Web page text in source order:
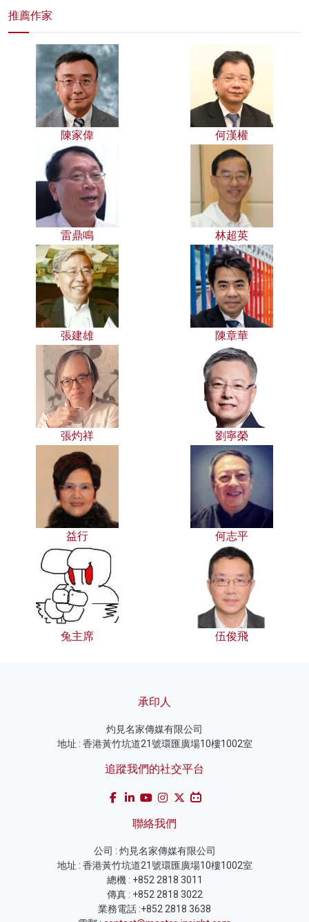
推薦作家
陳家偉 何漢權
雷鼎鳴 林超英
張建雄 陳章華
張灼祥 劉寧榮
益行 何志平
兔主席 伍俊飛
承印人
灼見名家傳媒有限公司
地址 : 香港黃竹坑道21號環匯廣場10樓1002室
追蹤我們的社交平台
聯絡我們
公司 : 灼見名家傳媒有限公司
地址 : 香港黃竹坑道21號環匯廣場10樓1002室
總機 : +852 2818 3011
傳真 : +852 2818 3022
業務電話 :+852 2818 3638